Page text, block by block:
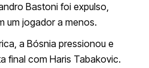
Bastoni foi expulso,
um jogador a menos.
a Bósnia pressionou e
final com Haris Tabakovic.